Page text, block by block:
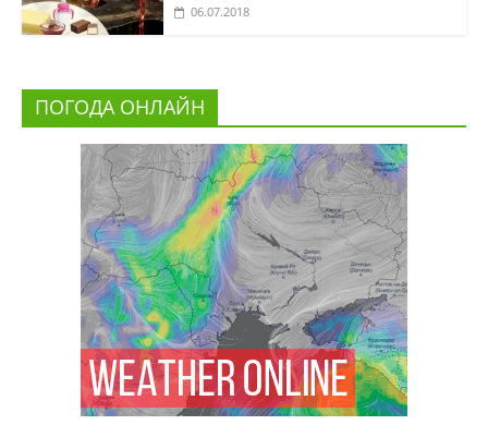
06.07.2018
ПОГОДА ОНЛАЙН